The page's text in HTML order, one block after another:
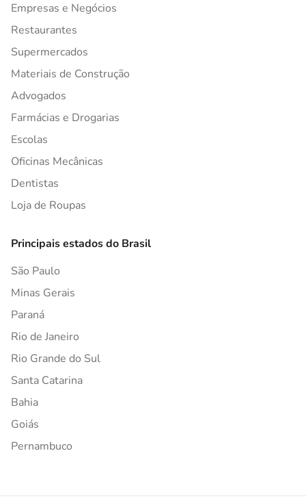
Empresas e Negócios
Restaurantes
Supermercados
Materiais de Construção
Advogados
Farmácias e Drogarias
Escolas
Oficinas Mecânicas
Dentistas
Loja de Roupas
Principais estados do Brasil
São Paulo
Minas Gerais
Paraná
Rio de Janeiro
Rio Grande do Sul
Santa Catarina
Bahia
Goiás
Pernambuco